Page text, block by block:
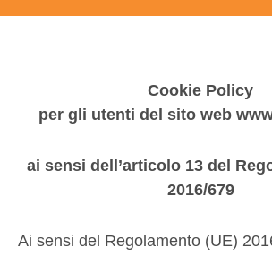
Cookie Policy
per gli utenti del sito web
ai sensi dell’articolo 13 del
2016/679
Ai sensi del Regolamento (UE)